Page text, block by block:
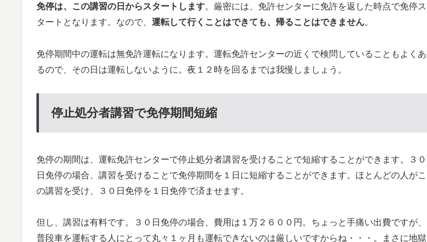
免停は、この講習の日からスタートします。厳密には、免許センターに免許を返した時点で免停ス
タートとなります。なので、 運転して行くことはできても、帰ることはできません。
免停期間中の運転は無免許運転になります。運転免許センターの近くで検問していることもよくあ
るので、その日は運転しないように。夜１２時を回るまでは我慢しましょう。
停止処分者講習で免停期間短縮
免停の期間は、運転免許センターで停止処分者講習を受けることで短縮することができます。３０
日免停の場合、講習を受けることで免停期間を１日に短縮することができます。ほとんどの人がこ
の講習を受け、３０日免停を１日免停で済ませます。
但し、講習は有料です。３０日免停の場合、費用は１万２６００円。ちょっと手痛い出費ですが、
普段車を運転する人にとって丸々１ヶ月も運転できないのは厳しいですからね・・・。まさに地獄